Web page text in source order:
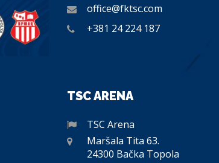
office@fktsc.com
+381 24 224 187
TSC ARENA
TSC Arena
Maršala Tita 63.
24300 Bačka Topola